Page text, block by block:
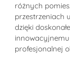
różnych
przestrzeniach
dzięki
profesjonalnej